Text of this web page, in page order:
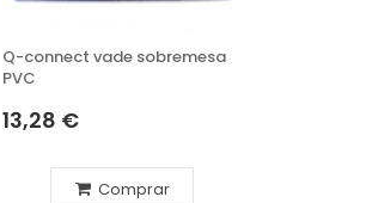
Q-connect vade sobremesa
PVC
13,28 €
Comprar